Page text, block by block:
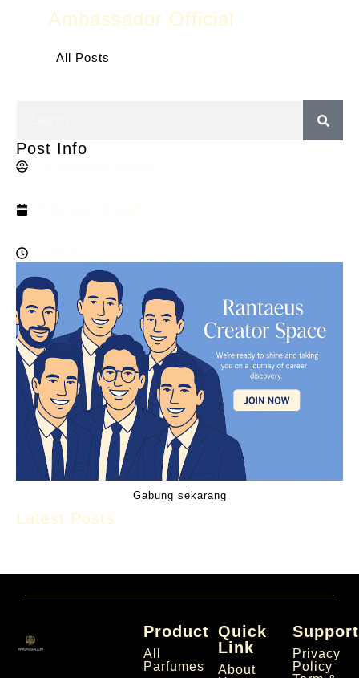
Ambassador Official
All Posts
Post Info
Gabung sekarang
Latest Posts
Product
All
Parfumes
Quick
Link
About
Support
Privacy
Policy